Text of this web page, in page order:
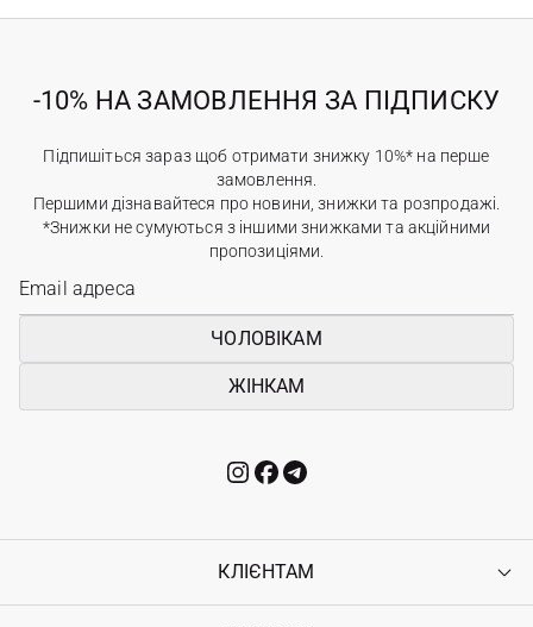
-10% НА ЗАМОВЛЕННЯ ЗА ПІДПИСКУ
Підпишіться зараз щоб отримати знижку 10%* на перше
замовлення.
Першими дізнавайтеся про новини, знижки та розпродажі.
*Знижки не сумуються з іншими знижками та акційними
пропозиціями.
ЧОЛОВІКАМ
ЖІНКАМ
КЛІЄНТАМ